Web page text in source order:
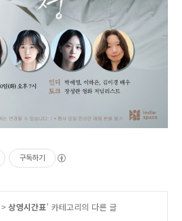
구독하기
> 상영시간표' 카테고리의 다른 글